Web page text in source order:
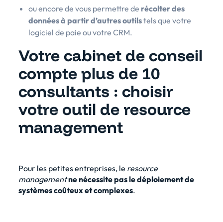
ou encore de vous permettre de récolter des
données à partir d’autres outilstels que votre
logiciel de paie ou votre CRM.
Votre cabinet de conseil
compte plus de 10
consultants : choisir
votre outil de resource
management
Pour les petites entreprises, le resource
managementne nécessite pas le déploiement de
systèmes coûteux et complexes.